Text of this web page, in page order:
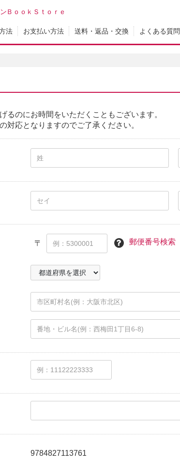
ＢｏｏｋＳｔｏｒｅ
法 お支払い方法 送料・返品・交換 よくある質問
るのにお時間をいただくこともございます。
対応となりますのでご了承ください。
〒 郵便番号検索
9784827113761